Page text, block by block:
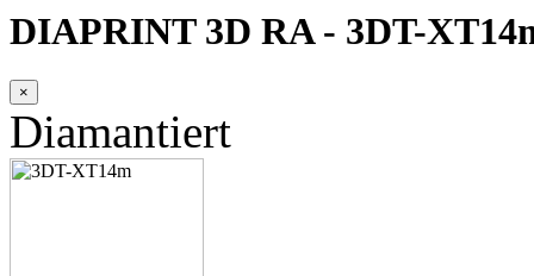
DIAPRINT 3D RA - 3DT-
×
Diamantiert